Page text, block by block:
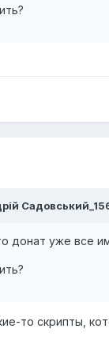
донат уже все
то скрипты,